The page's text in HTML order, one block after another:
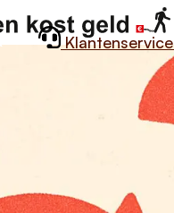
Klantenservice